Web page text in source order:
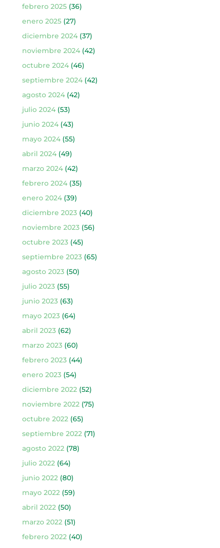
febrero 2025(36)
enero 2025(27)
diciembre 2024(37)
noviembre 2024(42)
octubre 2024(46)
septiembre 2024(42)
agosto 2024(42)
julio 2024(53)
junio 2024(43)
mayo 2024(55)
abril 2024(49)
marzo 2024(42)
febrero 2024(35)
enero 2024(39)
diciembre 2023(40)
noviembre 2023(56)
octubre 2023(45)
septiembre 2023(65)
agosto 2023(50)
julio 2023(55)
junio 2023(63)
mayo 2023(64)
abril 2023(62)
marzo 2023(60)
febrero 2023(44)
enero 2023(54)
diciembre 2022(52)
noviembre 2022(75)
octubre 2022(65)
septiembre 2022(71)
agosto 2022(78)
julio 2022(64)
junio 2022(80)
mayo 2022(59)
abril 2022(50)
marzo 2022(51)
febrero 2022(40)